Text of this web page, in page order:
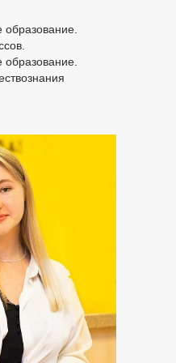
образование.
образование.
5